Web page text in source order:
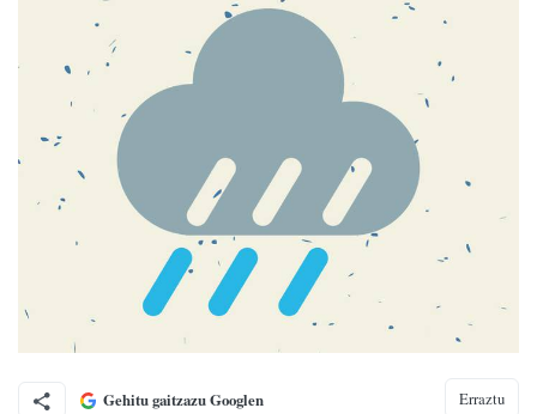
Gehitu gaitzazu Googlen Erraztu